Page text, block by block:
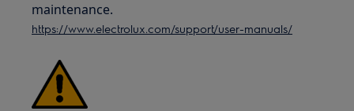
maintenance.
https://www.electrolux.com/support/user-manuals/